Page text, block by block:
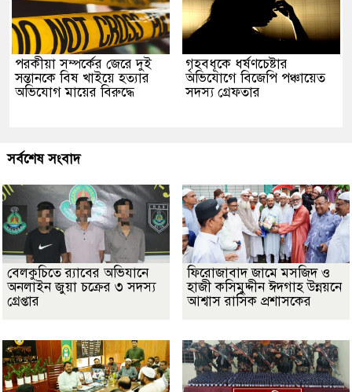
পরকীয়া সম্পর্কের জেরে দুই
সন্তানকে বিষ খাইয়ে হত্যার
অভিযোগ মায়ের বিরুদ্ধে
গৃহবধূকে ধর্ষণচেষ্টার
অভিযোগে বিজেপি পঞ্চায়েত
সদস্য গ্রেফতার
সর্বশেষ সংবাদ
বেলকুচিতে র‌্যাবের অভিযানে
অনলাইন জুয়া চক্রের ৩ সদস্য
গ্রেপ্তার
ফিরোজাবাদ জামে মসজিদ ও
হাজী কসিমুদ্দীন ঈদগাহ উন্নয়নে
আশ্বাস রাসিক প্রশাসকের